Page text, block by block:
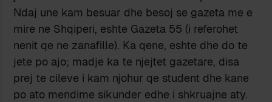
Ndaj une kam besuar dhe besoj se gazeta me e
mire ne Shqiperi, eshte Gazeta 55 (i referohet
nenit qe ne zanafille). Ka qene, eshte dhe do te
jete po ajo; madje ka te njejtet gazetare, disa
prej te cileve i kam njohur qe student dhe kane
po ato mendime sikunder edhe i shkruajne aty.